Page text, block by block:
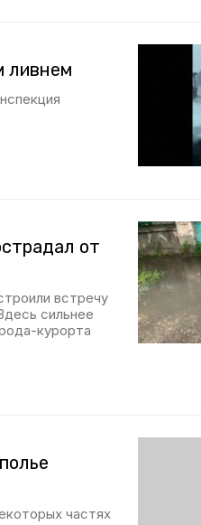
ливнем
от
встречу
сильнее
курорта
частях